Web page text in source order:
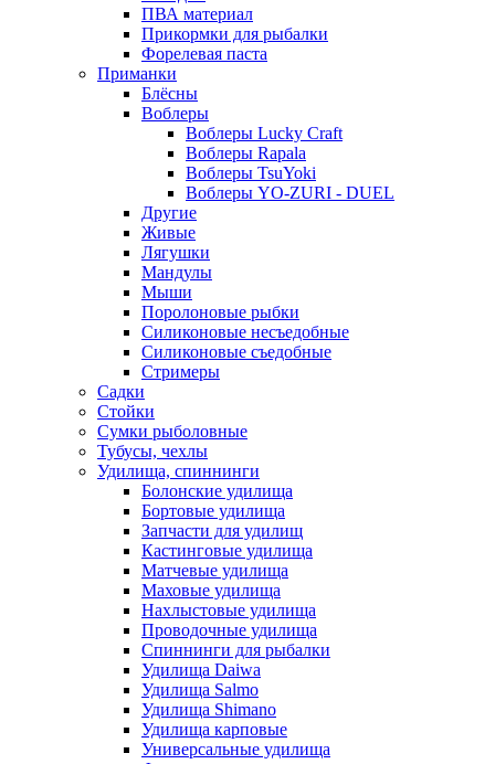
ПВА материал
Прикормки для рыбалки
Форелевая паста
Приманки
Блёсны
Воблеры
Воблеры Lucky Craft
Воблеры Rapala
Воблеры TsuYoki
Воблеры YO-ZURI - DUEL
Другие
Живые
Лягушки
Мандулы
Мыши
Поролоновые рыбки
Силиконовые несъедобные
Силиконовые съедобные
Стримеры
Садки
Стойки
Сумки рыболовные
Тубусы, чехлы
Удилища, спиннинги
Болонские удилища
Бортовые удилища
Запчасти для удилищ
Кастинговые удилища
Матчевые удилища
Маховые удилища
Нахлыстовые удилища
Проводочные удилища
Спиннинги для рыбалки
Удилища Daiwa
Удилища Salmo
Удилища Shimano
Удилища карповые
Универсальные удилища